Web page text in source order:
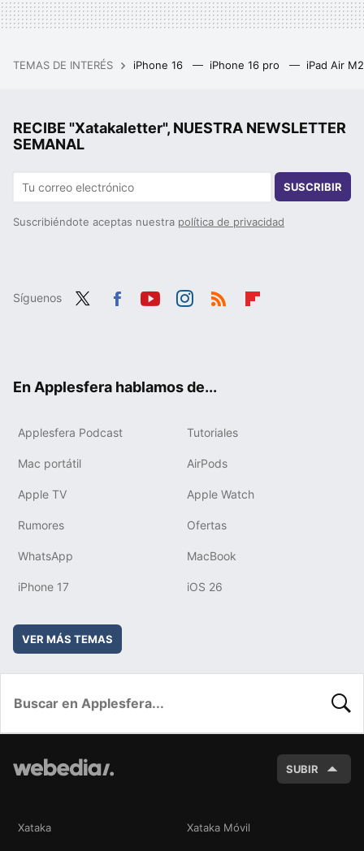
TEMAS DE INTERÉS iPhone 16 iPhone 16 pro iPad Air
RECIBE "Xatakaletter", NUESTRA NEWSLETTER
SEMANAL
SUSCRIBIR
Suscribiéndote aceptas nuestra política de privacidad
Síguenos
En Applesfera hablamos de...
Applesfera Podcast Tutoriales
Mac portátil AirPods
Apple TV Apple Watch
Rumores Ofertas
WhatsApp MacBook
iPhone 17 iOS 26
VER MÁS TEMAS
SUBIR
Xataka Xataka Móvil